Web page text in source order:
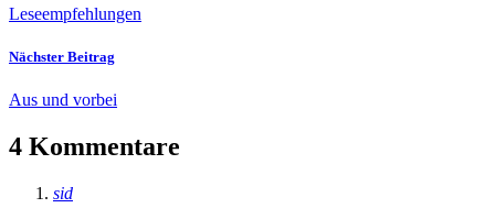
Leseempfehlungen
Nächster Beitrag
Aus und vorbei
4 Kommentare
sid